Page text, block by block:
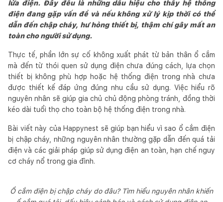
lửa điện. Đây đều là những dấu hiệu cho thấy hệ thống
điện đang gặp vấn đề và nếu không xử lý kịp thời có thể
dẫn đến chập cháy, hư hỏng thiết bị, thậm chí gây mất an
toàn cho người sử dụng.
Thực tế, phần lớn sự cố không xuất phát từ bản thân ổ cắm
mà đến từ thói quen sử dụng điện chưa đúng cách, lựa chọn
thiết bị không phù hợp hoặc hệ thống điện trong nhà chưa
được thiết kế đáp ứng đúng nhu cầu sử dụng. Việc hiểu rõ
nguyên nhân sẽ giúp gia chủ chủ động phòng tránh, đồng thời
kéo dài tuổi thọ cho toàn bộ hệ thống điện trong nhà.
Bài viết này của Happynest sẽ giúp bạn hiểu vì sao ổ cắm điện
bị chập cháy, những nguyên nhân thường gặp dẫn đến quá tải
điện và các giải pháp giúp sử dụng điện an toàn, hạn chế nguy
cơ cháy nổ trong gia đình.
Ổ cắm điện bị chập cháy do đâu? Tìm hiểu nguyên nhân khiến